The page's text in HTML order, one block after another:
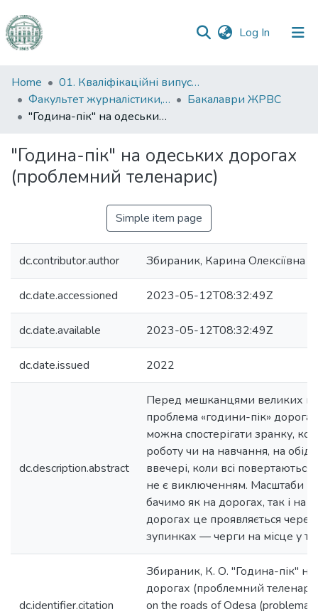
Log In (current)
Communities
&
Collections
Statistics
Home
01. Кваліфікаційні випускні роботи здобувачів вищої освіти
Факультет журналістики, реклами та видавничої справи
Бакалаври ЖРВС
"Година-пік" на одеських дорогах (проблемний теленарис)
"Година-пік" на одеських дорогах
(проблемний теленарис)
Simple item page
dc.contributor.author Збираник, Карина Олексіївна
dc.date.accessioned 2023-05-12T08:32:49Z
dc.date.available 2023-05-12T08:32:49Z
dc.date.issued 2022
dc.description.abstract
Перед мешканцями великих
проблема «години-пік»
можна спостерігати зранку,
роботу чи на навчання, на
ввечері, коли всі
не є виключенням. Масштаби
бачимо як на дорогах, так і на
дорогах це проявляється
зупинках — черги на місце у
dc.identifier.citation
Збираник, К. О. "Година-пік"
дорогах (проблемний
on the roads of Odesa